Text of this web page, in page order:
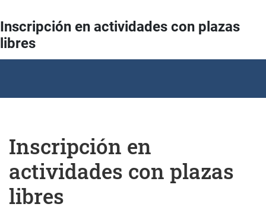
Inscripción en actividades con plazas
libres
Inscripción en
actividades con plazas
libres